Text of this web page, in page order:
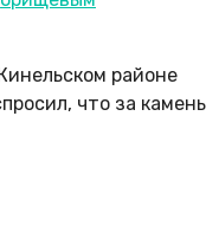
районе
что за камень